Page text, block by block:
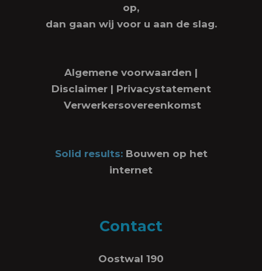
op,
dan gaan wij voor u aan de slag.
Algemene voorwaarden |
Disclaimer| Privacystatement
Verwerkersovereenkomst
Solid results: Bouwen op het
internet
Contact
Oostwal 190